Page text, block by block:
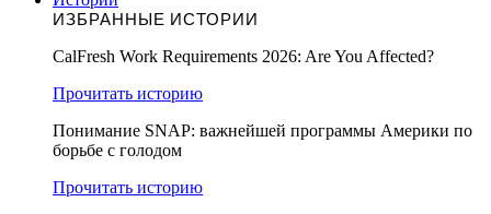
ИЗБРАННЫЕ ИСТОРИИ
CalFresh Work Requirements 2026: Are You Affected?
Прочитать историю
Понимание SNAP: важнейшей программы Америки по
борьбе с голодом
Прочитать историю